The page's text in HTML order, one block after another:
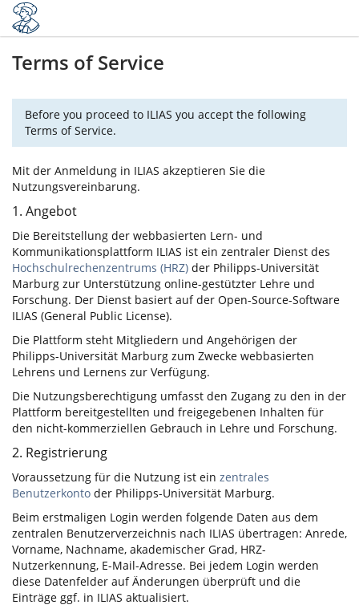
Terms of Service
Before you proceed to ILIAS you accept the following
Terms of Service.
Mit der Anmeldung in ILIAS akzeptieren Sie die
Nutzungsvereinbarung.
1. Angebot
Die Bereitstellung der webbasierten Lern- und
Kommunikationsplattform ILIAS ist ein zentraler Dienst des
Hochschulrechenzentrums (HRZ) der Philipps-Universität
Marburg zur Unterstützung online-gestützter Lehre und
Forschung. Der Dienst basiert auf der Open-Source-Software
ILIAS (General Public License).
Die Plattform steht Mitgliedern und Angehörigen der
Philipps-Universität Marburg zum Zwecke webbasierten
Lehrens und Lernens zur Verfügung.
Die Nutzungsberechtigung umfasst den Zugang zu den in der
Plattform bereitgestellten und freigegebenen Inhalten für
den nicht-kommerziellen Gebrauch in Lehre und Forschung.
2. Registrierung
Voraussetzung für die Nutzung ist ein zentrales
Benutzerkonto der Philipps-Universität Marburg.
Beim erstmaligen Login werden folgende Daten aus dem
zentralen Benutzerverzeichnis nach ILIAS übertragen: Anrede,
Vorname, Nachname, akademischer Grad, HRZ-
Nutzerkennung, E-Mail-Adresse. Bei jedem Login werden
diese Datenfelder auf Änderungen überprüft und die
Einträge ggf. in ILIAS aktualisiert.